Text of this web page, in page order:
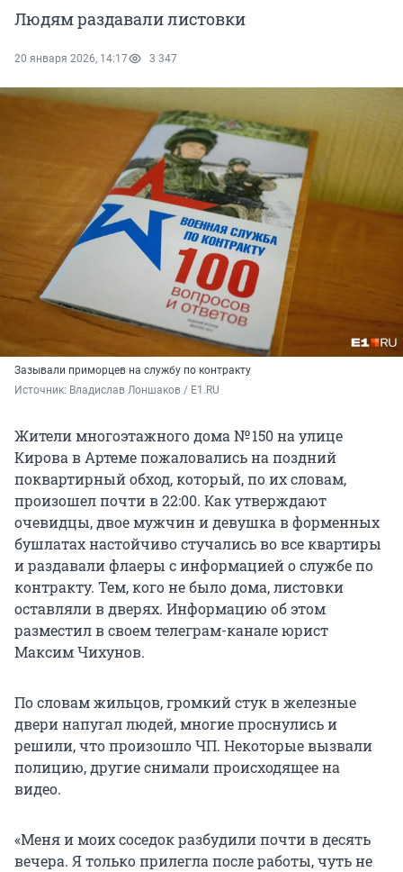
Людям раздавали листовки
20 января 2026, 14:17 3 347
Зазывали приморцев на службу по контракту
Источник: Владислав Лоншаков / E1.RU
Жители многоэтажного дома № 150 на улице
Кирова в Артеме пожаловались на поздний
поквартирный обход, который, по их словам,
произошел почти в 22:00. Как утверждают
очевидцы, двое мужчин и девушка в форменных
бушлатах настойчиво стучались во все квартиры
и раздавали флаеры с информацией о службе по
контракту. Тем, кого не было дома, листовки
оставляли в дверях. Информацию об этом
разместил в своем телеграм-канале юрист
Максим Чихунов.
По словам жильцов, громкий стук в железные
двери напугал людей, многие проснулись и
решили, что произошло ЧП. Некоторые вызвали
полицию, другие снимали происходящее на
видео.
«Меня и моих соседок разбудили почти в десять
вечера. Я только прилегла после работы, чуть не